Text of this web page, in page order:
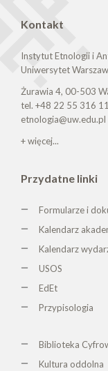
Kontakt
Instytut Etnologii i
Uniwersytet
Żurawia 4, 00-503
tel. +48 22 55 316
etnologia@uw.edu.pl
+ więcej...
Przydatne linki
Formularze i
Kalendarz
Kalendarz
USOS
EdEt
Przypisologia
Biblioteka
Kultura oddolna